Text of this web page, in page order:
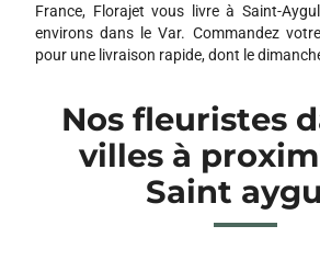
France, Florajet vous livre à Saint-
environs dans le Var. Commandez
pour une livraison rapide, dont le
Nos fleuristes
villes à
Saint